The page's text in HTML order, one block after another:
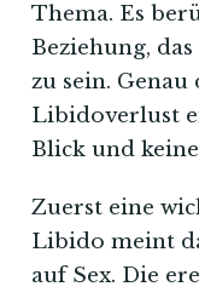
Thema. Es
Beziehung,
zu sein.
Libidoverlust
Blick und
Zuerst eine
Libido meint
auf Sex. Die